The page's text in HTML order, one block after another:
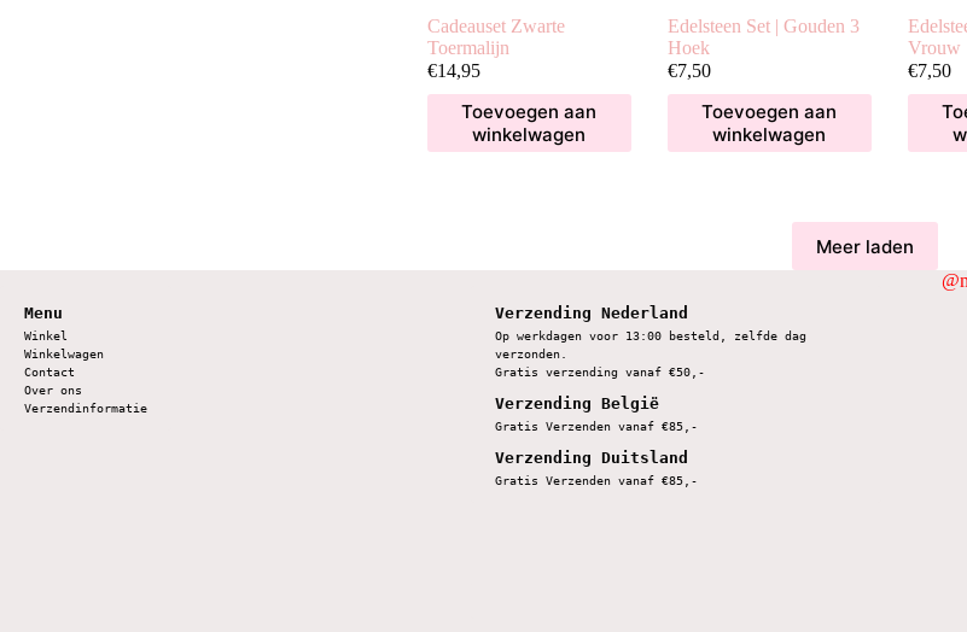
Cadeauset Zwarte
Toermalijn
€14,95
Toevoegen aan
winkelwagen
Edelsteen Set | Gouden 3
Hoek
€7,50
Toevoegen aan
winkelwagen
Vrouw
€7,50
Meer laden
Menu
Winkel
Winkelwagen
Contact
Over ons
Verzendinformatie
Verzending Nederland
Op werkdagen voor 13:00 besteld, zelfde dag
verzonden.
Gratis verzending vanaf €50,-
Verzending België
Gratis Verzenden vanaf €85,-
Verzending Duitsland
Gratis Verzenden vanaf €85,-